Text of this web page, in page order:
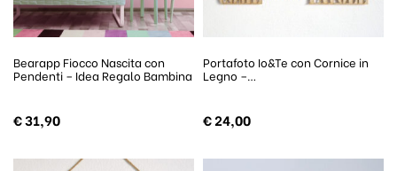
Bearapp Fiocco Nascita con
Pendenti – Idea Regalo Bambina
€31,90
Portafoto Io&Te con Cornice in
Legno –…
€24,00